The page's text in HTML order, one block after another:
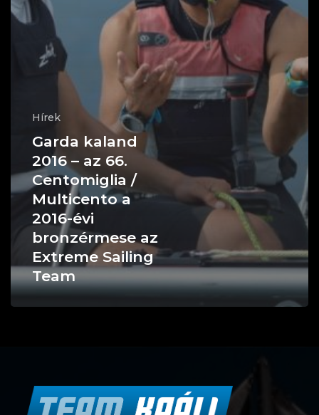
Hírek
Garda kaland
2016 – az 66.
Centomiglia /
Multicento a
2016-évi
bronzérmese az
Extreme Sailing
Team